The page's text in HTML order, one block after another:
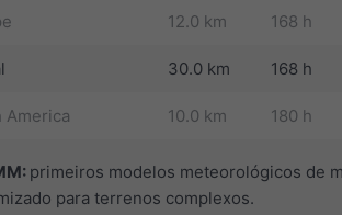
12.0 km 168 h
30.0 km 168 h
America 10.0 km 180 h
primeiros modelos meteorológicos de
para terrenos complexos.